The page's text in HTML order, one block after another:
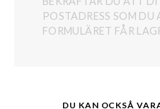
POSTADRESS SOM DU
FORMULÄRET FÅR
DU KAN OCKSÅ